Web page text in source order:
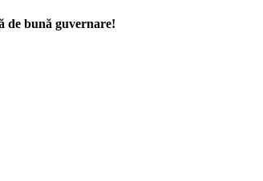
de bună guvernare!